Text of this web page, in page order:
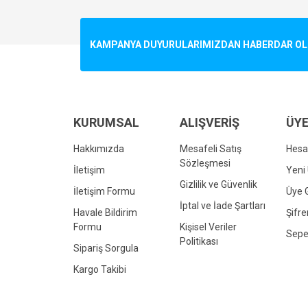
Ürün resmi kalitesiz, bozuk veya
Bu ürüne benzer farklı alternatifler olmalı.
KAMPANYA DUYURULARIMIZDAN HABERDAR
KURUMSAL
Hakkımızda
İletişim
İletişim Formu
Havale Bildirim
Formu
Sipariş Sorgula
Kargo Takibi
ALIŞVERİŞ
Mesafeli Satış
Sözleşmesi
Gizlilik ve Güvenlik
İptal ve İade Şartları
Kişisel Veriler
Politikası
Yeni
Üye